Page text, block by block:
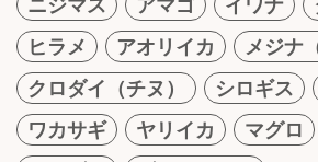
ニジマス
アマゴ イワナ
ヒラメ
アオリイカ
メジナ
クロダイ（チヌ）
シロギス
ワカサギ
ヤリイカ マグロ